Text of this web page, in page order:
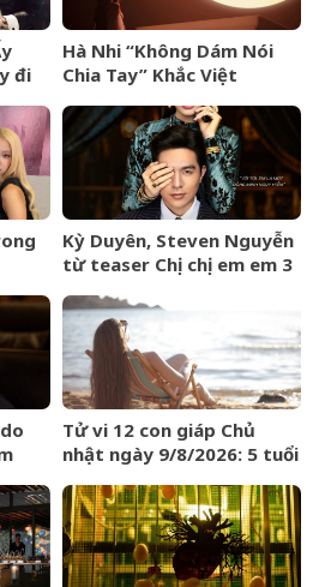
đi
Hà Nhi “Không Dám Nói
Chia Tay” Khắc Việt
Kỳ Duyên, Steven Nguyễn
từ teaser Chị chị em em 3
Tử vi 12 con giáp Chủ
nhật ngày 9/8/2026: 5 tuổi